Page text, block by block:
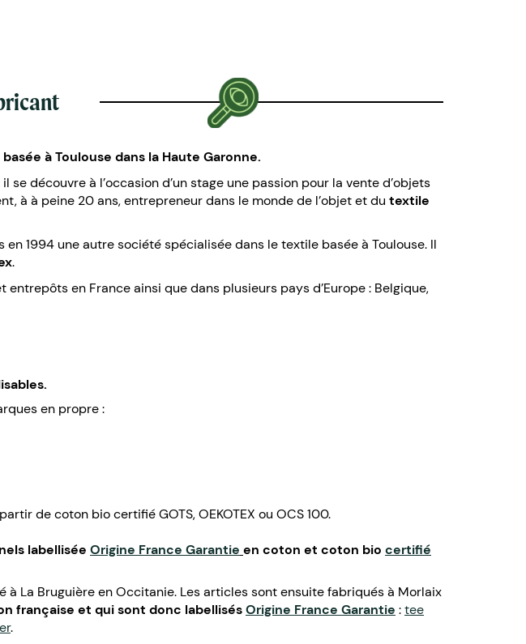
à Toulouse dans la Haute Garonne.
découvre à l’occasion d’un stage une passion pour la vente d’objets
à à peine 20 ans, entrepreneur dans le monde de l’objet et du textile
1994 une autre société spécialisée dans le textile basée à Toulouse. Il
.
en France ainsi que dans plusieurs pays d’Europe : Belgique,
en propre :
de coton bio certifié GOTS, OEKOTEX ou OCS 100.
labellisée Origine France Garantie en coton et coton bio certifié
La Bruguière en Occitanie. Les articles sont ensuite fabriqués à Morlaix
française et qui sont donc labellisésOrigine France Garantie :tee
.